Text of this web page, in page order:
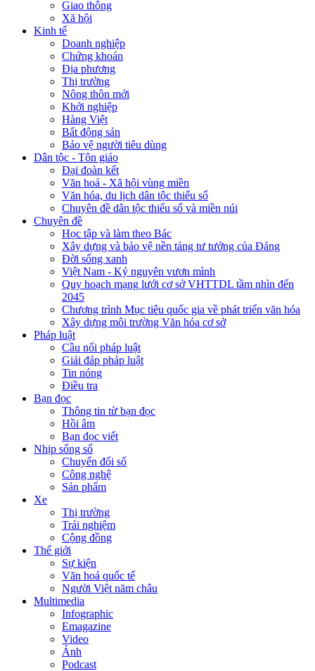
Giao thông
Xã hội
Kinh tế
Doanh nghiệp
Chứng khoán
Địa phương
Thị trường
Nông thôn mới
Khởi nghiệp
Hàng Việt
Bất động sản
Bảo vệ người tiêu dùng
Dân tộc - Tôn giáo
Đại đoàn kết
Văn hoá - Xã hội vùng miền
Văn hóa, du lịch dân tộc thiểu số
Chuyên đề dân tộc thiểu số và miền núi
Chuyên đề
Học tập và làm theo Bác
Xây dựng và bảo vệ nền tảng tư tưởng của Đảng
Đời sống xanh
Việt Nam - Kỷ nguyên vươn mình
Quy hoạch mạng lưới cơ sở VHTTDL tầm nhìn đến
2045
Chương trình Mục tiêu quốc gia về phát triển văn hóa
Xây dựng môi trường Văn hóa cơ sở
Pháp luật
Cầu nối pháp luật
Giải đáp pháp luật
Tin nóng
Điều tra
Bạn đọc
Thông tin từ bạn đọc
Hồi âm
Bạn đọc viết
Nhịp sống số
Chuyển đổi số
Công nghệ
Sản phẩm
Xe
Thị trường
Trải nghiệm
Cộng đồng
Thế giới
Sự kiện
Văn hoá quốc tế
Người Việt năm châu
Multimedia
Infographic
Emagazine
Video
Ảnh
Podcast